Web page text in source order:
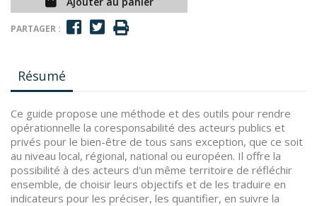
PARTAGER :
Résumé
Ce guide propose une méthode et des outils pour rendre
opérationnelle la coresponsabilité des acteurs publics et
privés pour le bien-être de tous sans exception, que ce soit
au niveau local, régional, national ou européen. Il offre la
possibilité à des acteurs d'un même territoire de réfléchir
ensemble, de choisir leurs objectifs et de les traduire en
indicateurs pour les préciser, les quantifier, en suivre la